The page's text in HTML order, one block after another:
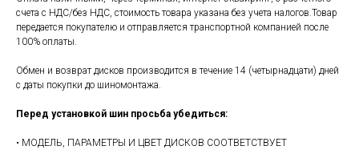
счета с НДС/без НДС, стоимость товара указана без учета налогов.Товар
передается покупателю и отправляется транспортной компанией после
100% оплаты.
Обмен и возврат дисков производится в течение 14 (четырнадцати) дней
с даты покупки до шиномонтажа.
Перед установкой шин просьба убедиться:
• МОДЕЛЬ, ПАРАМЕТРЫ И ЦВЕТ ДИСКОВ СООТВЕТСТВУЕТ